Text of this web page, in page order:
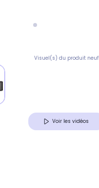
Visuel(s) du produit neuf
Voir les vidéos